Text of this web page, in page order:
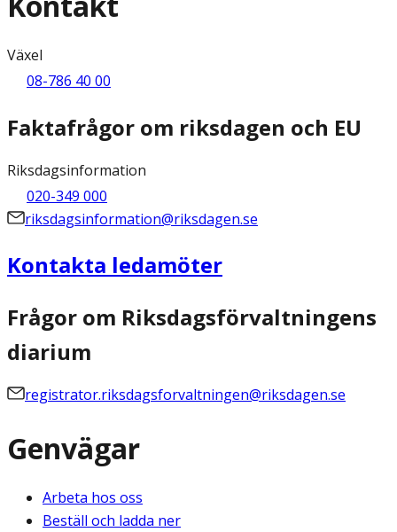
Växel
08-786 40 00
Faktafrågor om riksdagen och EU
Riksdagsinformation
020-349 000
riksdagsinformation@riksdagen.se
Kontakta ledamöter
Frågor om Riksdagsförvaltningens
diarium
registrator.riksdagsforvaltningen@riksdagen.se
Genvägar
Arbeta hos oss
Beställ och ladda ner